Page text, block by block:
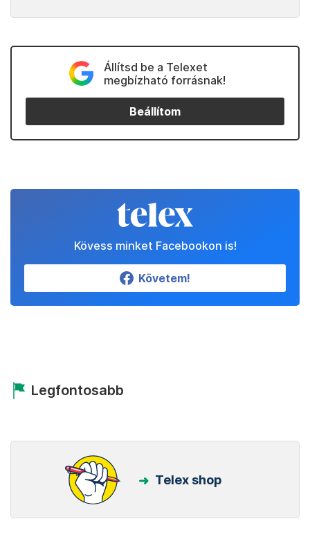
Állítsd be a Telexet
megbízható forrásnak!
Beállítom
Kövess minket Facebookon is!
Követem!
Legfontosabb
Telex shop